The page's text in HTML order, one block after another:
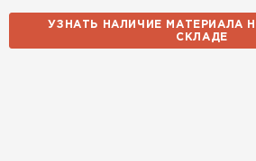
УЗНАТЬ НАЛИЧИЕ МАТЕРИАЛА
СКЛАДЕ